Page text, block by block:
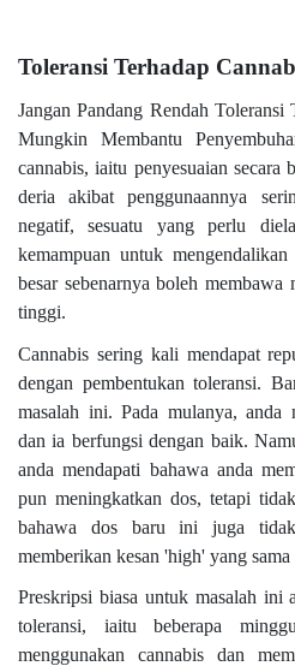
Toleransi Terhadap
Jangan Pandang Rendah
Mungkin Membantu
cannabis, iaitu penyesuaian secara
deria akibat penggunaannya
negatif, sesuatu yang perlu
kemampuan untuk
besar sebenarnya boleh membawa
tinggi.
Cannabis sering kali mendapat
dengan pembentukan toleransi.
masalah ini. Pada mulanya, anda
dan ia berfungsi dengan baik.
anda mendapati bahawa anda
pun meningkatkan dos, tetapi
bahawa dos baru ini juga
memberikan kesan 'high' yang sama
Preskripsi biasa untuk masalah ini
toleransi, iaitu beberapa
menggunakan cannabis dan